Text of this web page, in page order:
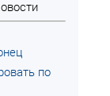
по